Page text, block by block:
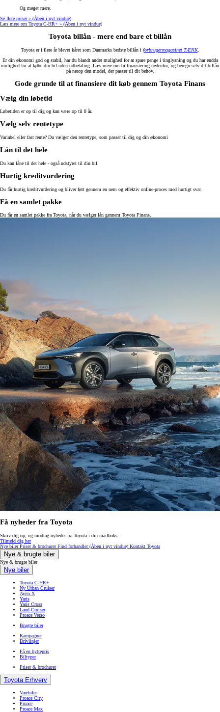
Og meget mere.
Se flere priser » (Åben i nyt vindue)
Læs mere om Toyota C-HR+ » (Åben i nyt vindue)
Toyota billån - mere end bare et billån
Toyota er i flere år blevet kåret som Danmarks bedste billån i forbrugermagasinet TÆNK.
Er din økonomi god og stabil, har du blandt andet mulighed for at spare penge i tinglysning og du har endda
mulighed for at købe din bil uden udbetaling. Læs mere om bilfinansiering nedenfor, og beregn selv dit billån
på netop den model, der passer til dit behov.
Gode grunde til at finansiere dit køb gennem Toyota Finans
Vælg din løbetid
Løbetiden er op til dig og kan være op til 8 år.
Vælg selv rentetype
Variabel eller fast rente? Du vælger den rentetype, som passer til dig og din økonomi
Lån til det hele
Du kan låne til det hele - også udstyret til din bil.
Hurtig kreditvurdering
Du får hurtig kreditvurdering og bliver ført gennem en nem og effektiv online-proces med hurtigt svar.
Få en samlet pakke
Du får en samlet pakke fra Toyota, når du vælger lån gennem Toyota Finans.
Få nyheder fra Toyota
Skriv dig op, og modtag nyheder fra Toyota i din mailboks.
Tilmeld dig her
Nye bilerPriser & brochurerFind forhandler(Åben i nyt vindue) Kontakt Toyota
Nye & brugte biler
Nye & brugte biler
Nye biler
Toyota C-HR+
Ny Urban Cruiser
Aygo X
Yaris
Yaris Cross
Land Cruiser
Proace Verso
Brugte biler
Kampagner
Drivlinjer
Få en byttepris
Biltyper
Priser & brochurer
Toyota Erhverv
Varebiler
Proace City
Proace
Proace Max